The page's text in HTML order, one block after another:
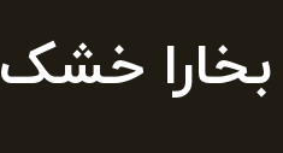
بخارا خشک